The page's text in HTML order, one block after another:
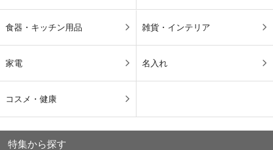
食器・キッチン用品 雑貨・インテリア
家電 名入れ
コスメ・健康
特集から探す